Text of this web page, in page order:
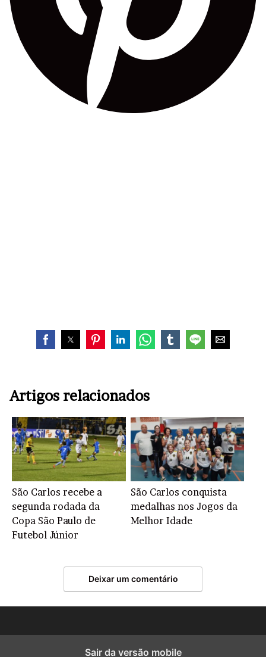
Artigos relacionados
São Carlos recebe a
segunda rodada da
Copa São Paulo de
Futebol Júnior
São Carlos conquista
medalhas nos Jogos da
Melhor Idade
Deixar um comentário
Sair da versão mobile